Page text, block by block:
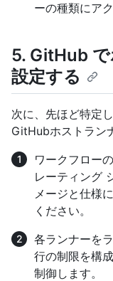
ーの種類にア
5. GitHub
設定する
次に、先ほど特定
GitHubホストラン
ワークフロー
レーティング
メージと仕様
ください。
各ランナーを
行の制限を構
制御します。